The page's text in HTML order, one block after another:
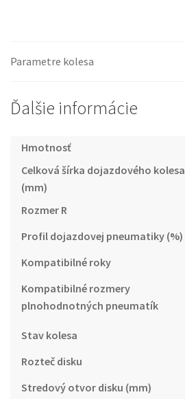
Parametre kolesa
Ďalšie informácie
Hmotnosť
Celková šírka dojazdového kolesa
(mm)
Rozmer R
Profil dojazdovej pneumatiky (%)
Kompatibilné roky
Kompatibilné rozmery
plnohodnotných pneumatík
Stav kolesa
Rozteč disku
Stredový otvor disku (mm)